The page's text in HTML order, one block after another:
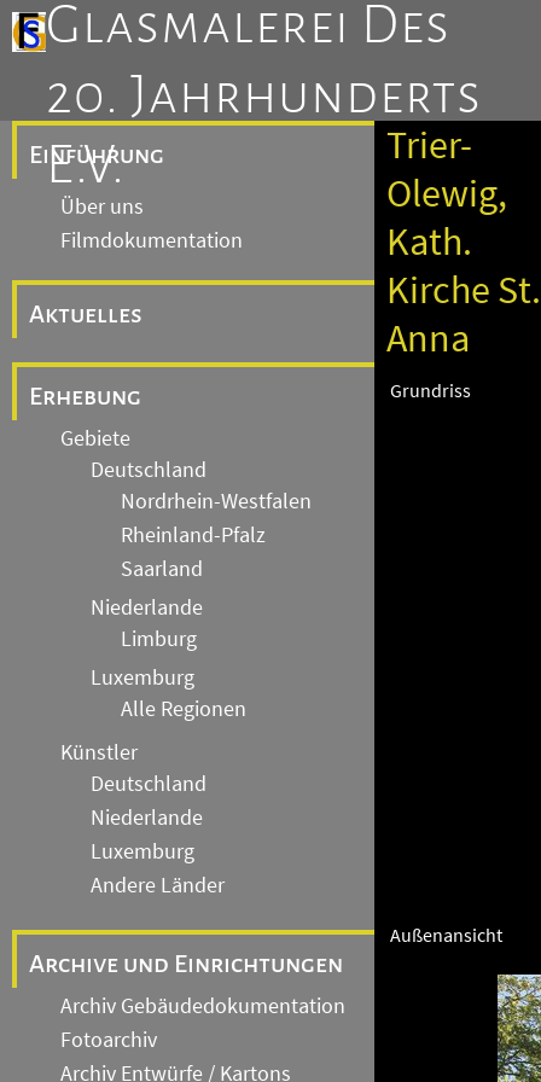
Glasmalerei Des
20. Jahrhunderts
E.V.
Einführung
Über uns
Filmdokumentation
Aktuelles
Erhebung
Gebiete
Deutschland
Nordrhein-Westfalen
Rheinland-Pfalz
Saarland
Niederlande
Limburg
Luxemburg
Alle Regionen
Künstler
Deutschland
Niederlande
Luxemburg
Andere Länder
Archive und Einrichtungen
Archiv Gebäudedokumentation
Fotoarchiv
Archiv Entwürfe / Kartons
Trier-
Olewig,
Kath.
Kirche St.
Anna
Grundriss
Außenansicht